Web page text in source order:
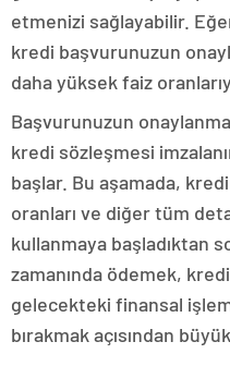
etmenizi sağlayabilir.
kredi başvurunuzun
daha yüksek faiz
Başvurunuzun
kredi sözleşmesi
başlar. Bu aşamada,
oranları ve diğer tüm
kullanmaya başladıktan
zamanında ödemek,
gelecekteki finansal
bırakmak açısından